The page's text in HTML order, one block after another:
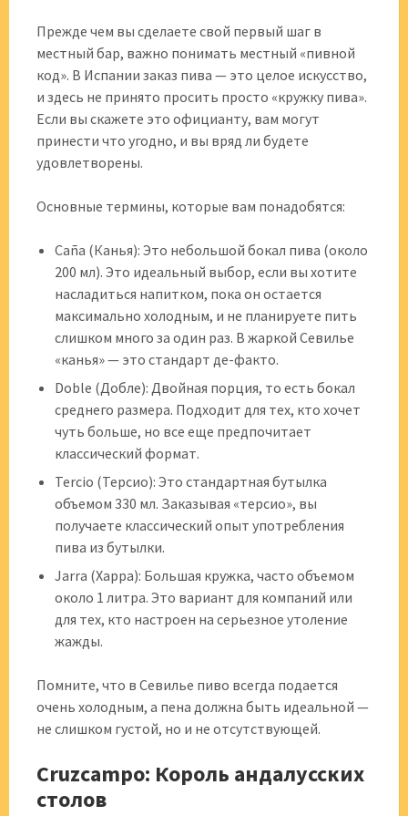
Прежде чем вы сделаете свой первый шаг в
местный бар, важно понимать местный «пивной
код». В Испании заказ пива — это целое искусство,
и здесь не принято просить просто «кружку пива».
Если вы скажете это официанту, вам могут
принести что угодно, и вы вряд ли будете
удовлетворены.
Основные термины, которые вам понадобятся:
Caña (Канья): Это небольшой бокал пива (около
200 мл). Это идеальный выбор, если вы хотите
насладиться напитком, пока он остается
максимально холодным, и не планируете пить
слишком много за один раз. В жаркой Севилье
«канья» — это стандарт де-факто.
Doble (Добле): Двойная порция, то есть бокал
среднего размера. Подходит для тех, кто хочет
чуть больше, но все еще предпочитает
классический формат.
Tercio (Терсио): Это стандартная бутылка
объемом 330 мл. Заказывая «терсио», вы
получаете классический опыт употребления
пива из бутылки.
Jarra (Харра): Большая кружка, часто объемом
около 1 литра. Это вариант для компаний или
для тех, кто настроен на серьезное утоление
жажды.
Помните, что в Севилье пиво всегда подается
очень холодным, а пена должна быть идеальной —
не слишком густой, но и не отсутствующей.
Cruzcampo: Король андалусских
столов